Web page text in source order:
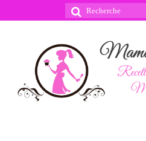
Rechercher